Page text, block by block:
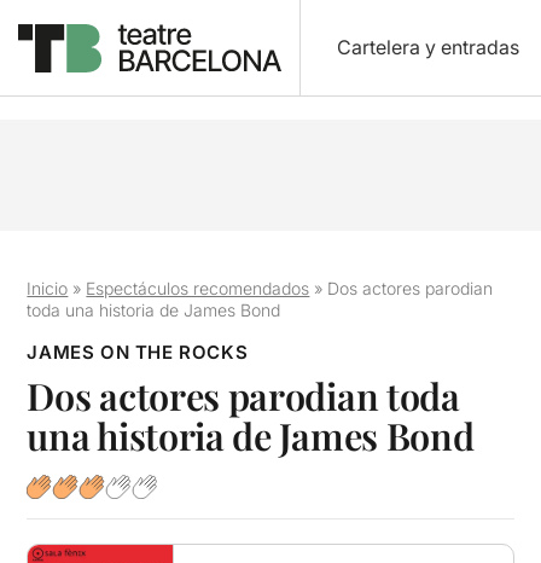
Cartelera y entradas
Inicio » Espectáculos recomendados » Dos actores parodian
toda una historia de James Bond
JAMES ON THE ROCKS
Dos actores parodian toda
una historia de James Bond